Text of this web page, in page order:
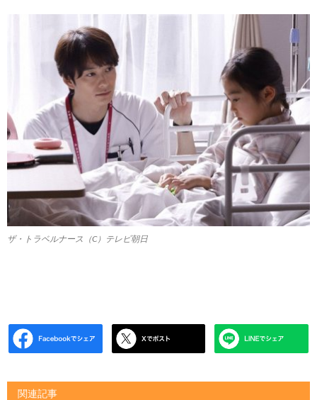
ザ・トラベルナース（C）テレビ朝日
関連記事